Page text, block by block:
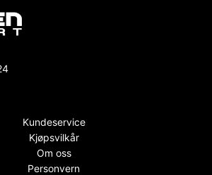
Kundeservice
Kjøpsvilkår
Om oss
Personvern